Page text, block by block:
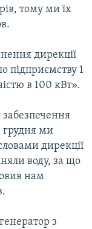
тому ми їх
дирекції
підприємству 1
в 100 кВт».
грудня ми
дирекції
воду, за що
нам
з